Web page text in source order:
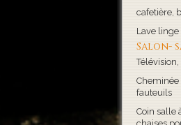
cafetière,
Lave
Salon-
Télévision,
Cheminée
fauteuils
Coin salle